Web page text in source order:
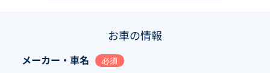
お車の情報
メーカー・車名 必須